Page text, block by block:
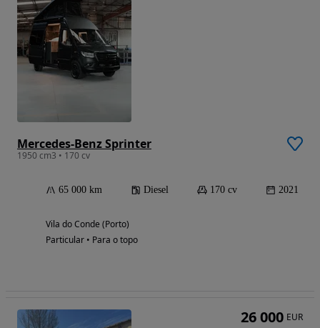
Mercedes-Benz Sprinter
1950 cm3 • 170 cv
65 000 km Diesel 170 cv 2021
Vila do Conde (Porto)
Particular • Para o topo
26 000 EUR